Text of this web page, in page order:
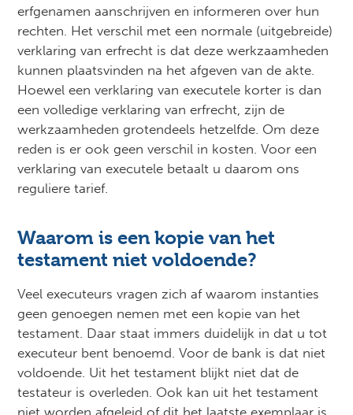
erfgenamen aanschrijven en informeren over hun
rechten. Het verschil met een normale (uitgebreide)
verklaring van erfrecht is dat deze werkzaamheden
kunnen plaatsvinden na het afgeven van de akte.
Hoewel een verklaring van executele korter is dan
een volledige verklaring van erfrecht, zijn de
werkzaamheden grotendeels hetzelfde. Om deze
reden is er ook geen verschil in kosten. Voor een
verklaring van executele betaalt u daarom ons
reguliere tarief.
Waarom is een kopie van het
testament niet voldoende?
Veel executeurs vragen zich af waarom instanties
geen genoegen nemen met een kopie van het
testament. Daar staat immers duidelijk in dat u tot
executeur bent benoemd. Voor de bank is dat niet
voldoende. Uit het testament blijkt niet dat de
testateur is overleden. Ook kan uit het testament
niet worden afgeleid of dit het laatste exemplaar is.